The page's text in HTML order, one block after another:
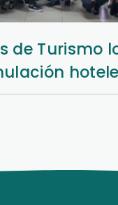
de Turismo